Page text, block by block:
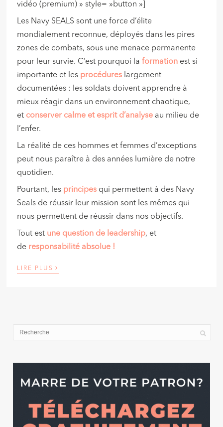
vidéo (premium) » style= »button »]
Les Navy SEALS sont une force d’élite
mondialement reconnue, déployés dans les pires
zones de combats, sous une menace permanente
pour leur survie. C’est pourquoi laformation est si
importante et les procédures largement
documentées : les soldats doivent apprendre à
mieux réagir dans un environnement chaotique,
et conserver calme et esprit d’analyse au milieu de
l’enfer.
La réalité de ces hommes et femmes d’exceptions
peut nous paraître à des années lumière de notre
quotidien.
Pourtant, les principes qui permettent à des Navy
Seals de réussir leur mission sont les mêmes qui
nous permettent de réussir dans nos objectifs.
Tout est une question de leadership, et
de responsabilité absolue !
LIRE PLUS ›